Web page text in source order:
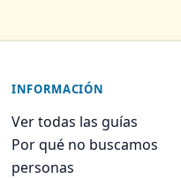
INFORMACIÓN
Ver todas las guías
Por qué no buscamos
personas